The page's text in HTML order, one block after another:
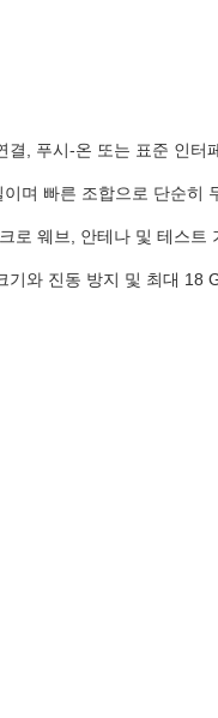
결, 푸시-온 또는 표준 인
며 빠른 조합으로 단순히
로 웨브, 안테나 및 테스트
기와 진동 방지 및 최대 18